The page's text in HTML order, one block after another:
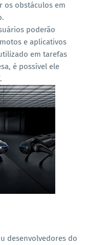
os obstáculos em
poderão
e aplicativos
em tarefas
é possível ele
desenvolvedores do